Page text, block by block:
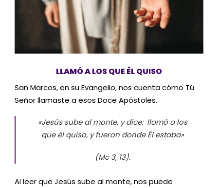
LLAMÓ A LOS QUE ÉL QUISO
San Marcos, en su Evangelio, nos cuenta cómo Tú
Señor llamaste a esos Doce Apóstoles.
«Jesús sube al monte, y dice: llamó a los
que él quiso, y fueron donde Él estaba»
(Mc 3, 13).
Al leer que Jesús sube al monte, nos puede